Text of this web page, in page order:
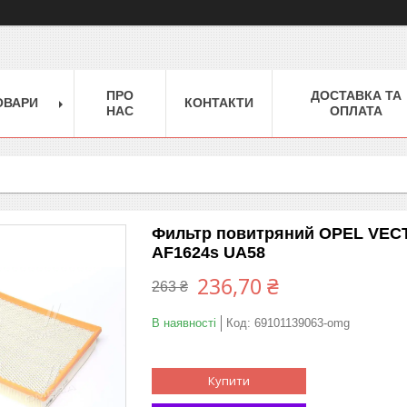
ПРО
НАС
КОНТАКТИ
ДОСТАВКА ТА
ОПЛАТА
Фильтр повитряний OPEL
AF1624s UA58
263 ₴ 236,70 ₴
В наявності Код: 69101139063-omg
Купити